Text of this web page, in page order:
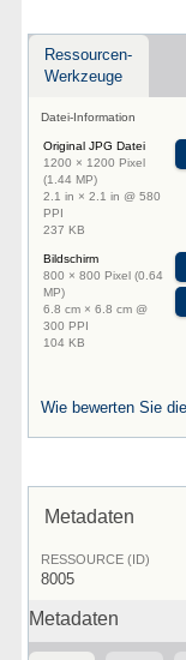
Ressourcen-
Werkzeuge
Datei-Information
Original JPG Datei
1200 × 1200 Pixel
(1.44 MP)
2.1 in × 2.1 in @ 580
PPI
237 KB
Bildschirm
800 × 800 Pixel (0.64
MP)
6.8 cm × 6.8 cm @
300 PPI
104 KB
Wie bewerten Sie
Metadaten
RESSOURCE (ID)
8005
Metadaten